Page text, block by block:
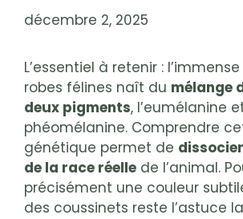
décembre 2, 2025
L’essentiel à retenir :
robes félines naît du mélange
deux pigments, l’eumélanine
phéomélanine. Comprendre
génétique permet de
de la race réelle de l’animal.
précisément une couleur
des coussinets reste l’astuce